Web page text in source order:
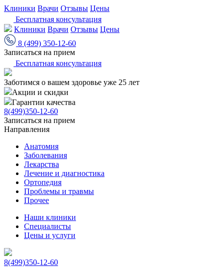
Клиники Врачи Отзывы Цены
Бесплатная консультация
Клиники Врачи Отзывы Цены
8 (499) 350-12-60
Записаться на прием
Бесплатная консультация
Заботимся о вашем здоровье уже 25 лет
Акции и скидки
Гарантии качества
8(499)350-12-60
Записаться на прием
Направления
Анатомия
Заболевания
Лекарства
Лечение и диагностика
Ортопедия
Проблемы и травмы
Прочее
Наши клиники
Специалисты
Цены и услуги
8(499)350-12-60